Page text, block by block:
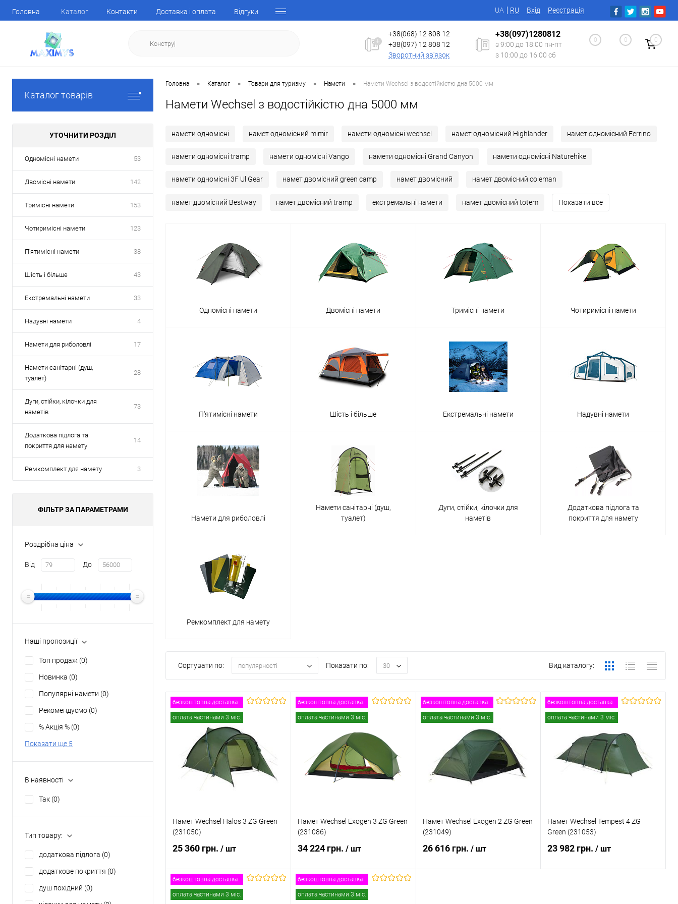
Головна Каталог Контакти Доставка і оплата Відгуки UA RU Вхід Реєстрація
+38(068) 12 808 12
+38(097) 12 808 12
Зворотний зв'язок
+38(097)1280812
з 9:00 до 18:00 пн-пт
з 10:00 до 16:00 сб
0 0 0
Каталог товарів
УТОЧНИТИ РОЗДІЛ
Одномісні намети 53
Двомісні намети 142
Тримісні намети 153
Чотиримісні намети 123
П'ятимісні намети 38
Шість і більше 43
Екстремальні намети 33
Надувні намети 4
Намети для риболовлі 17
Намети санітарні (душ,
туалет)
28
Дуги, стійки, кілочки для
наметів
73
Додаткова підлога та
покриття для намету
14
Ремкомплект для намету 3
ФІЛЬТР ЗА ПАРАМЕТРАМИ
Роздрібна ціна
Від До
Наші пропозиції
Топ продаж (0)
Новинка (0)
Популярні намети (0)
Рекомендуємо (0)
% Акція % (0)
Показати ще 5
В наявності
Так (0)
Тип товару:
додаткова підлога (0)
додаткове покриття (0)
душ похідний (0)
Головна • Каталог • Товари для туризму • Намети • Намети Wechsel з водостійкістю дна 5000 мм
Намети Wechsel з водостійкістю дна 5000 мм
намети одномісні намет одномісний mimir намети одномісні wechsel намет одномісний Highlander намет одномісний Ferrino
намети одномісні tramp намети одномісні Vango намети одномісні Grand Canyon намети одномісні Naturehike
намети одномісні 3F Ul Gear намет двомісний green camp намет двомісний намет двомісний coleman
намет двомісний Bestway намет двомісний tramp екстремальні намети намет двомісний totem Показати все
Одномісні намети Двомісні намети Тримісні намети Чотиримісні намети
П'ятимісні намети Шість і більше Екстремальні намети Надувні намети
Намети для риболовлі
Намети санітарні (душ,
туалет)
Дуги, стійки, кілочки для
наметів
Додаткова підлога та
покриття для намету
Ремкомплект для намету
Сортувати по: популярності Показати по: 30 Вид каталогу:
безкоштовна доставка
оплата частинами 3 міс.
Намет Wechsel Halos 3 ZG Green
(231050)
25 360 грн. / шт
Повідомити про наявність
безкоштовна доставка
оплата частинами 3 міс.
Намет Wechsel Exogen 3 ZG Green
(231086)
34 224 грн. / шт
Повідомити про наявність
безкоштовна доставка
оплата частинами 3 міс.
Намет Wechsel Exogen 2 ZG Green
(231049)
26 616 грн. / шт
безкоштовна доставка
оплата частинами 3 міс.
Намет Wechsel Tempest 4 ZG
Green (231053)
23 982 грн./ шт
безкоштовна доставка
оплата частинами 3 міс.
безкоштовна доставка
оплата частинами 3 міс.